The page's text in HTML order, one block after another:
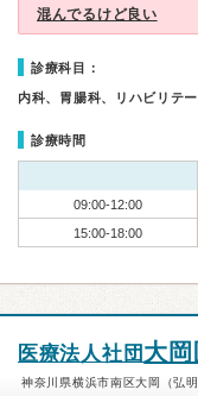
混んでるけど良い
診療科目：
内科、胃腸科、リハビリテ
診療時間
09:00-12:00
15:00-18:00
医療法人社団 大
神奈川県横浜市南区大岡（弘